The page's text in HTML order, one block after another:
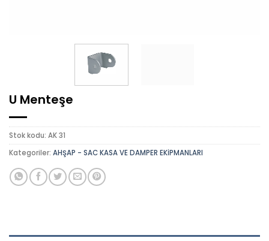
U Menteşe
Stok kodu: AK 31
Kategoriler: AHŞAP - SAC KASA VE DAMPER EKİPMANLARI